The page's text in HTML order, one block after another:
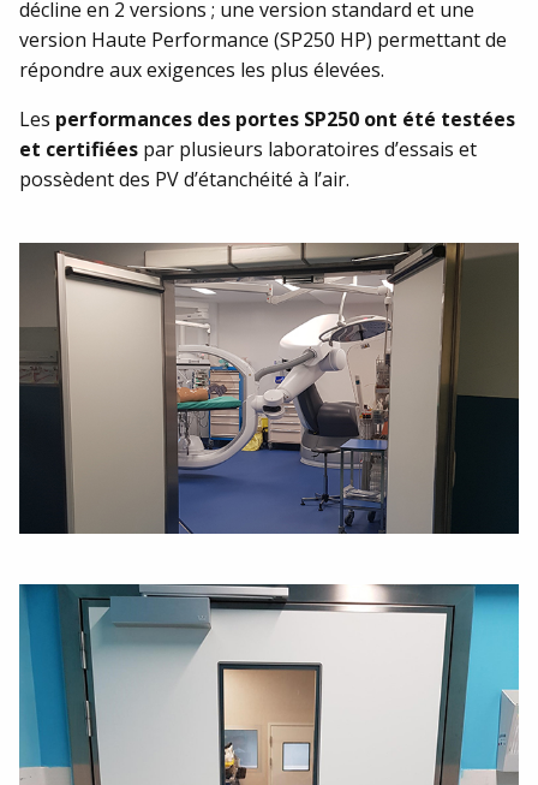
décline en 2 versions ; une version standard et une
version Haute Performance (SP250 HP) permettant de
répondre aux exigences les plus élevées.
Les performances des portes SP250 ont été testées
et certifiées par plusieurs laboratoires d’essais et
possèdent des PV d’étanchéité à l’air.